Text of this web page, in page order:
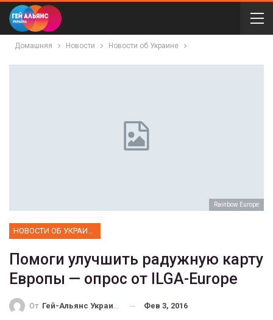
Домашняя Новости Новости об Украине
Rainbow Europe
Помоги улучшить радужную карту
Европы — опрос от ILGA-Europe
От Гей-Альянс Украина Фев 3, 2016